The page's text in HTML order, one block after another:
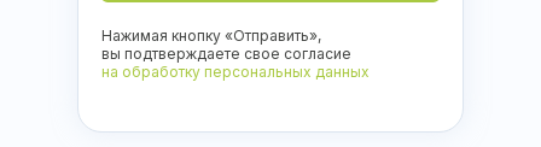
Нажимая кнопку «Отправить»,
вы подтверждаете свое согласие
на обработку персональных данных